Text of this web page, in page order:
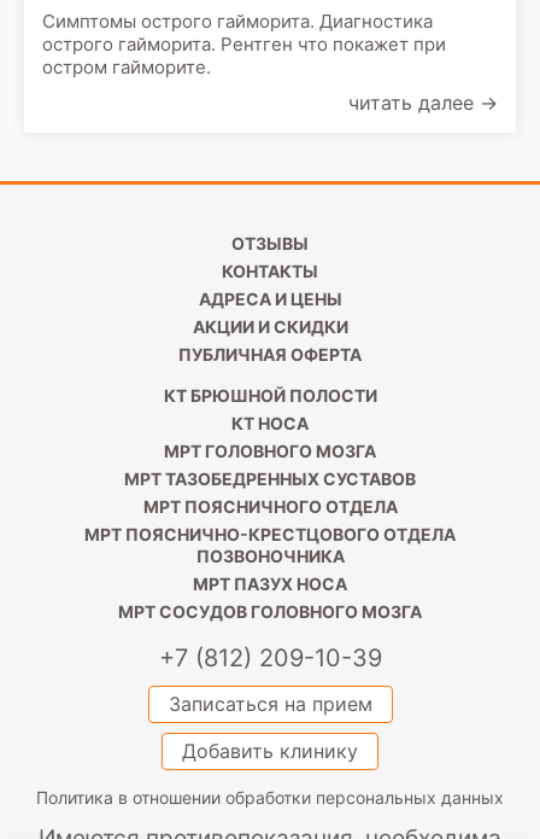
Симптомы острого гайморита. Диагностика
острого гайморита. Рентген что покажет при
остром гайморите.
читать далее →
ОТЗЫВЫ
КОНТАКТЫ
АДРЕСА И ЦЕНЫ
АКЦИИ И СКИДКИ
ПУБЛИЧНАЯ ОФЕРТА
КТ БРЮШНОЙ ПОЛОСТИ
КТ НОСА
МРТ ГОЛОВНОГО МОЗГА
МРТ ТАЗОБЕДРЕННЫХ СУСТАВОВ
МРТ ПОЯСНИЧНОГО ОТДЕЛА
МРТ ПОЯСНИЧНО-КРЕСТЦОВОГО ОТДЕЛА
ПОЗВОНОЧНИКА
МРТ ПАЗУХ НОСА
МРТ СОСУДОВ ГОЛОВНОГО МОЗГА
+7 (812) 209-10-39
Записаться на прием
Добавить клинику
Политика в отношении обработки персональных данных